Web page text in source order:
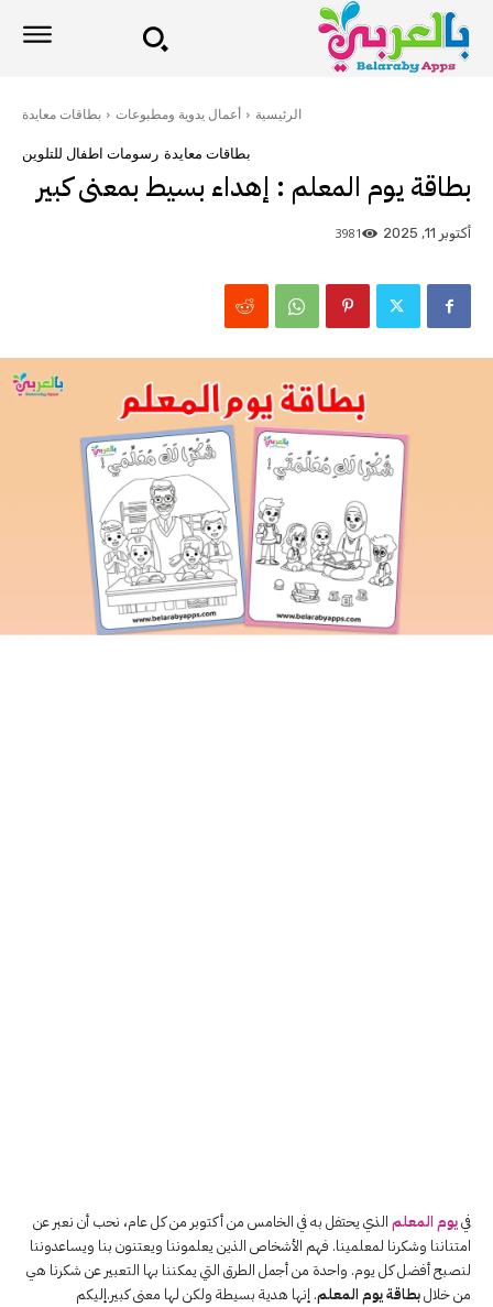
الرئيسية أعمال يدوية ومطبوعات بطاقات معايدة
بطاقات معايدة رسومات اطفال للتلوين
بطاقة يوم المعلم : إهداء بسيط بمعنى كبير
أكتوبر 11, 2025 3981
فييوم المعلم الذي يحتفل به في الخامس من أكتوبر من كل عام، نحب أن نعبر عن
امتناننا وشكرنا لمعلمينا. فهم الأشخاص الذين يعلموننا ويعتنون بنا ويساعدوننا
لنصبح أفضل كل يوم. واحدة من أجمل الطرق التي يمكننا بها التعبير عن شكرنا هي
من خلالبطاقة يوم المعلم. إنها هدية بسيطة ولكن لها معنى كبير.إليكم